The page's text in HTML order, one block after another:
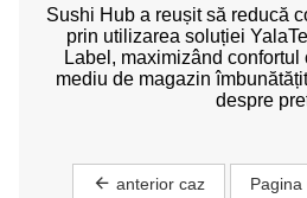
Sushi Hub a reușit să reducă
prin utilizarea soluției
Label, maximizând confortul
mediu de magazin
despre
anterior caz